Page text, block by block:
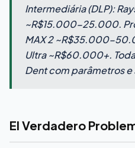
Intermediária (DLP):
~R$15.000-25.000.
MAX 2 ~R$35.000-
Ultra ~R$60.000+.
Dent com parâmetros
El Verdadero